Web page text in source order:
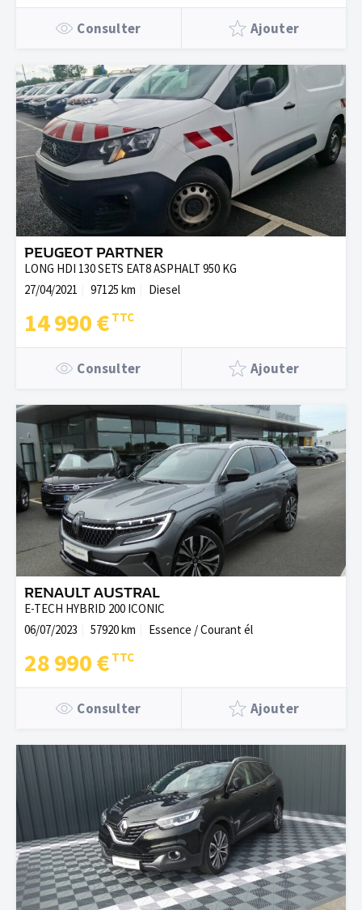
Consulter Ajouter
PEUGEOT PARTNER
LONG HDI 130 SETS EAT8 ASPHALT 950 KG
27/04/2021
97125 km Diesel
14 990 €
Consulter Ajouter
RENAULT AUSTRAL
E-TECH HYBRID 200 ICONIC
06/07/2023
57920 km Essence / Courant él
28 990 €
Consulter Ajouter